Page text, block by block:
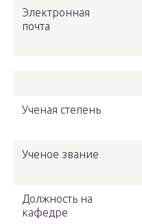
Электронная
почта
Ученая степень
Ученое звание
Должность на
кафедре